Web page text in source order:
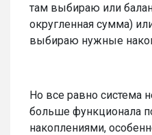
там выбираю или
округленная сумма)
выбираю нужные
Но все равно система
больше функционала
накоплениями,